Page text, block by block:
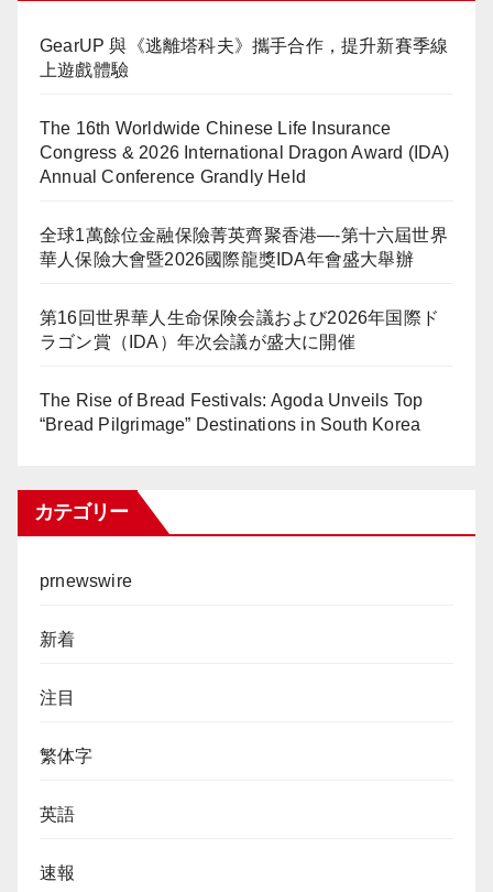
GearUP 與《逃離塔科夫》攜手合作，提升新賽季線
上遊戲體驗
The 16th Worldwide Chinese Life Insurance
Congress & 2026 International Dragon Award (IDA)
Annual Conference Grandly Held
全球1萬餘位金融保險菁英齊聚香港—-第十六屆世界
華人保險大會暨2026國際龍獎IDA年會盛大舉辦
第16回世界華人生命保険会議および2026年国際ド
ラゴン賞（IDA）年次会議が盛大に開催
The Rise of Bread Festivals: Agoda Unveils Top
“Bread Pilgrimage” Destinations in South Korea
カテゴリー
prnewswire
新着
注目
繁体字
英語
速報